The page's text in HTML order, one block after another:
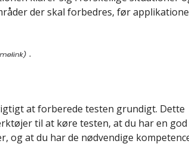
der skal forbedres, før
.
at forberede testen grundigt. Dette
til at køre testen, at du har en god
og at du har de nødvendige